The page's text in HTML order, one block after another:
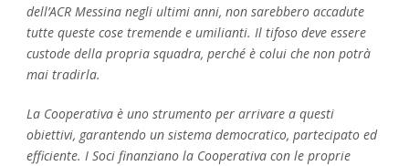
dell’ACR Messina negli ultimi anni, non sarebbero accadute
tutte queste cose tremende e umilianti. Il tifoso deve essere
custode della propria squadra, perché è colui che non potrà
mai tradirla.
La Cooperativa è uno strumento per arrivare a questi
obiettivi, garantendo un sistema democratico, partecipato ed
efficiente. I Soci finanziano la Cooperativa con le proprie